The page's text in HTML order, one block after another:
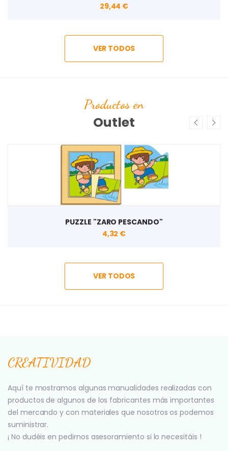
29,44 €
VER TODOS
Productos en
Outlet
PUZZLE "ZARO PESCANDO"
4,32 €
VER TODOS
CREATIVIDAD
Aquí te mostramos algunas manualidades realizadas con
productos de algunos de los fabricantes más importantes
del mercando y con materiales que nosotros os podemos
suministrar.
¡ No dudéis en pedirnos asesoramiento si lo necesitáis !